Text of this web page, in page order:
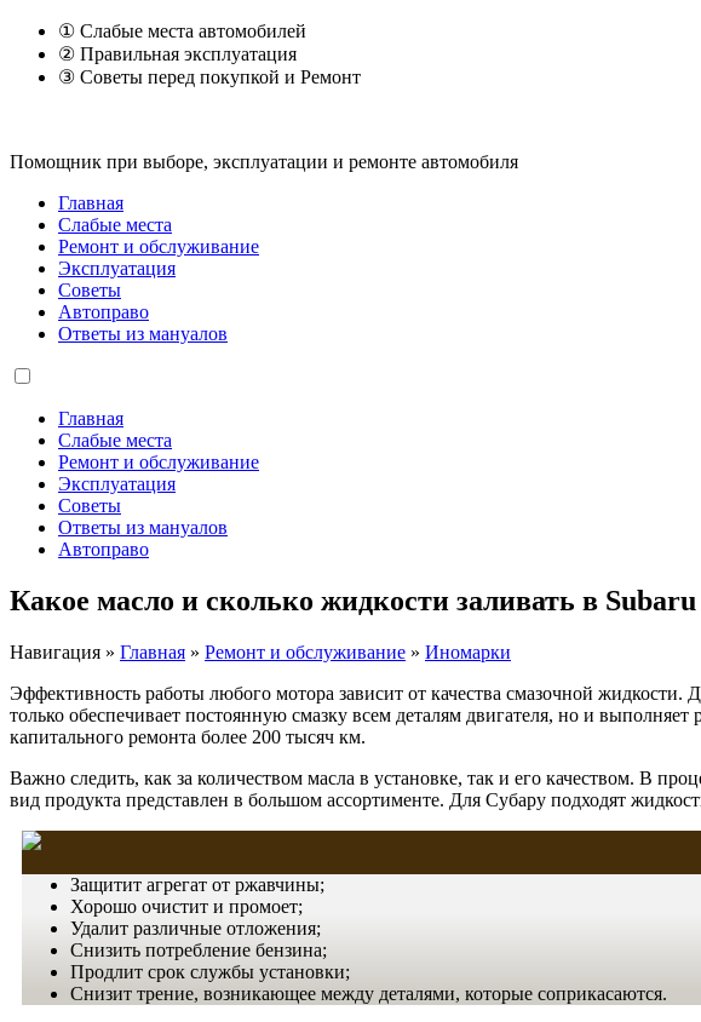
① Слабые места автомобилей
② Правильная эксплуатация
③ Советы перед покупкой и Ремонт
Помощник при выборе, эксплуатации и ремонте автомобиля
Главная
Слабые места
Ремонт и обслуживание
Эксплуатация
Советы
Автоправо
Ответы из мануалов
Главная
Слабые места
Ремонт и обслуживание
Эксплуатация
Советы
Ответы из мануалов
Автоправо
Какое масло и сколько жидкости заливать в
Навигация » Главная » Ремонт и обслуживание » Иномарки
Эффективность работы любого мотора зависит от качества смазочной
только обеспечивает постоянную смазку всем деталям двигателя, но и
капитального ремонта более 200 тысяч км.
Важно следить, как за количеством масла в установке, так и его качеством. В
вид продукта представлен в большом ассортименте. Для Субару подходят
Защитит агрегат от ржавчины;
Хорошо очистит и промоет;
Удалит различные отложения;
Снизить потребление бензина;
Продлит срок службы установки;
Снизит трение, возникающее между деталями, которые соприкасаются.